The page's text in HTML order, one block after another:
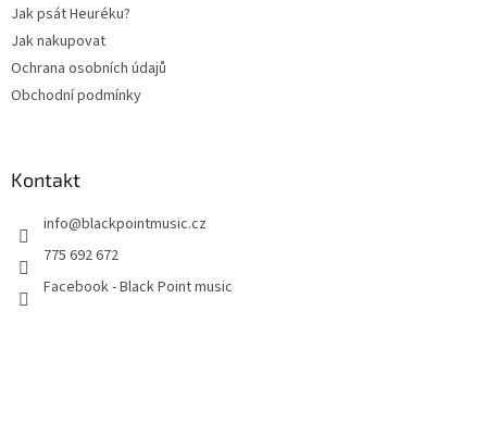
Jak psát Heuréku?
Jak nakupovat
Ochrana osobních údajů
Obchodní podmínky
Kontakt
info@blackpointmusic.cz
775 692 672
Facebook - Black Point music